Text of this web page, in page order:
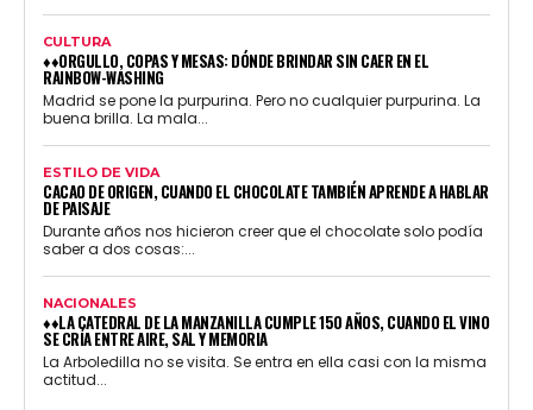
CULTURA
♦♦ORGULLO, COPAS Y MESAS: DÓNDE BRINDAR SIN CAER EN EL
RAINBOW-WASHING
Madrid se pone la purpurina. Pero no cualquier purpurina. La
buena brilla. La mala...
ESTILO DE VIDA
CACAO DE ORIGEN, CUANDO EL CHOCOLATE TAMBIÉN APRENDE A HABLAR
DE PAISAJE
Durante años nos hicieron creer que el chocolate solo podía
saber a dos cosas:...
NACIONALES
♦♦LA CATEDRAL DE LA MANZANILLA CUMPLE 150 AÑOS, CUANDO EL VINO
SE CRÍA ENTRE AIRE, SAL Y MEMORIA
La Arboledilla no se visita. Se entra en ella casi con la misma
actitud...